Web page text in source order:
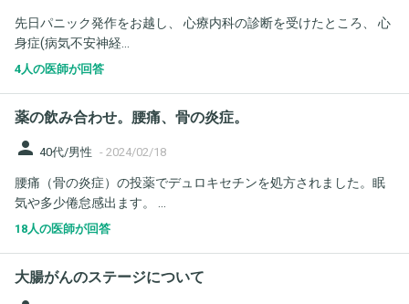
先日パニック発作をお越し、 心療内科の診断を受けたところ、 心
身症(病気不安神経...
4人の医師が回答
薬の飲み合わせ。腰痛、骨の炎症。
person 40代/男性 - 2024/02/18
腰痛（骨の炎症）の投薬でデュロキセチンを処方されました。眠
気や多少倦怠感出ます。 ...
18人の医師が回答
大腸がんのステージについて